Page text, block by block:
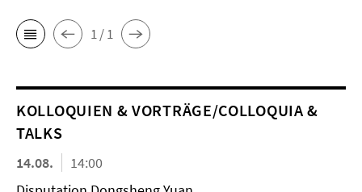
1 / 1
KOL­LO­QUIEN & VORTRÄGE/COLLOQUIA &
TALKS
14.08.
14:00